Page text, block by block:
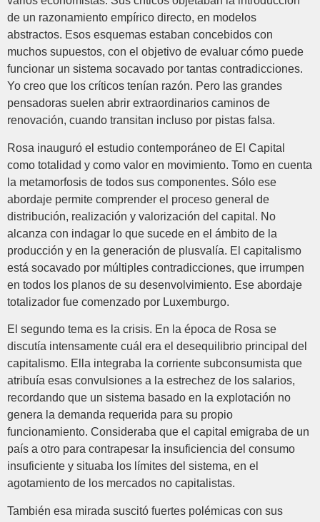
de un razonamiento empírico directo, en modelos
abstractos. Esos esquemas estaban concebidos con
muchos supuestos, con el objetivo de evaluar cómo puede
funcionar un sistema socavado por tantas contradicciones.
Yo creo que los críticos tenían razón. Pero las grandes
pensadoras suelen abrir extraordinarios caminos de
renovación, cuando transitan incluso por pistas falsa.
Rosa inauguró el estudio contemporáneo de El Capital
como totalidad y como valor en movimiento. Tomo en cuenta
la metamorfosis de todos sus componentes. Sólo ese
abordaje permite comprender el proceso general de
distribución, realización y valorización del capital. No
alcanza con indagar lo que sucede en el ámbito de la
producción y en la generación de plusvalía. El capitalismo
está socavado por múltiples contradicciones, que irrumpen
en todos los planos de su desenvolvimiento. Ese abordaje
totalizador fue comenzado por Luxemburgo.
El segundo tema es la crisis. En la época de Rosa se
discutía intensamente cuál era el desequilibrio principal del
capitalismo. Ella integraba la corriente subconsumista que
atribuía esas convulsiones a la estrechez de los salarios,
recordando que un sistema basado en la explotación no
genera la demanda requerida para su propio
funcionamiento. Consideraba que el capital emigraba de un
país a otro para contrapesar la insuficiencia del consumo
insuficiente y situaba los límites del sistema, en el
agotamiento de los mercados no capitalistas.
También esa mirada suscitó fuertes polémicas con sus